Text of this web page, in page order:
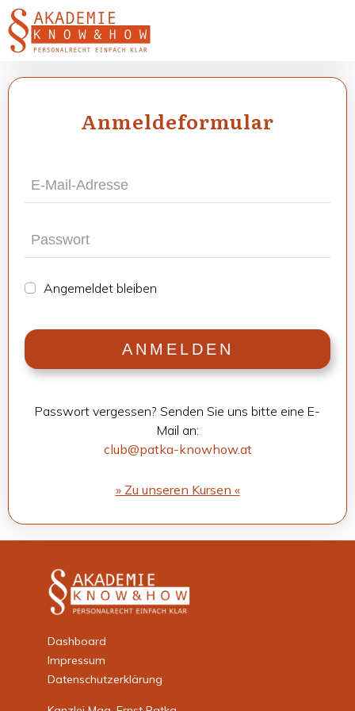
Anmel­de­for­mu­lar
Ange­mel­det blei­ben
ANMEL­DEN
Pass­wort ver­ges­sen? Sen­den Sie uns bitte eine E-
Mail an:
club@patka-knowhow.at
» Zu unse­ren Kur­sen «
Dashboard
Impressum
Datenschutzerklärung